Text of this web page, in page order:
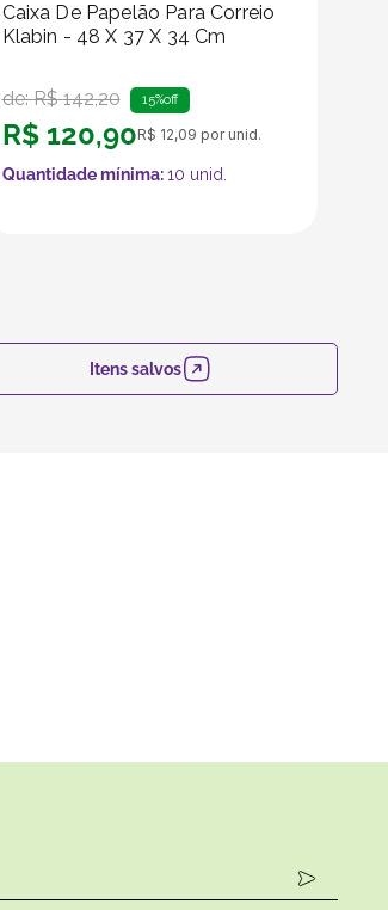
Caixa De Papelão Para Correio
Klabin - 48 X 37 X 34 Cm
de:R$ 142,20 15%off
R$ 120,90R$ 12,09 por unid.
Quantidade mínima:10 unid.
Itens salvos